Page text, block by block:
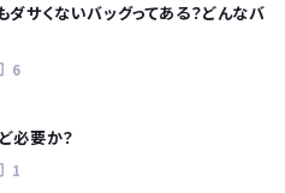
ダサくないバッグってある？どんなバ
6
必要か？
1